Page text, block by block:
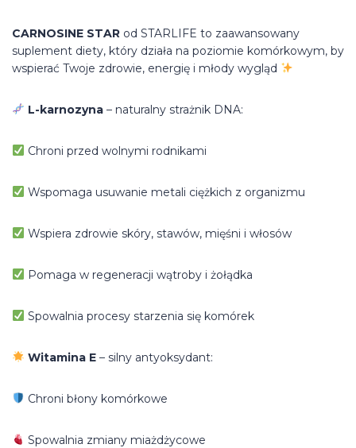
CARNOSINE STAR od STARLIFE to zaawansowany
suplement diety, który działa na poziomie komórkowym, by
wspierać Twoje zdrowie, energię i młody wygląd
L-karnozyna– naturalny strażnik DNA:
Chroni przed wolnymi rodnikami
Wspomaga usuwanie metali ciężkich z organizmu
Wspiera zdrowie skóry, stawów, mięśni i włosów
Pomaga w regeneracji wątroby i żołądka
Spowalnia procesy starzenia się komórek
Witamina E– silny antyoksydant:
Chroni błony komórkowe
Spowalnia zmiany miażdżycowe